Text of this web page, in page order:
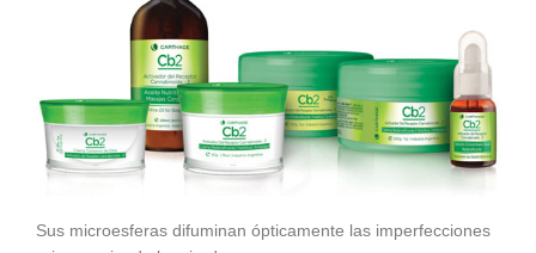
Sus microesferas difuminan ópticamente las imperfecciones